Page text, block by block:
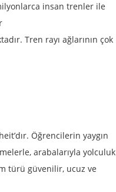
insan trenler ile
Tren rayı ağlarının çok
Öğrencilerin yaygın
arabalarıyla yolculuk
türü güvenilir, ucuz ve